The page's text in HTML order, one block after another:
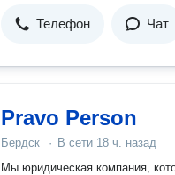
Телефон Чат
Pravo Person
Бердск · В сети 18 ч. назад
Мы юридическая компания,